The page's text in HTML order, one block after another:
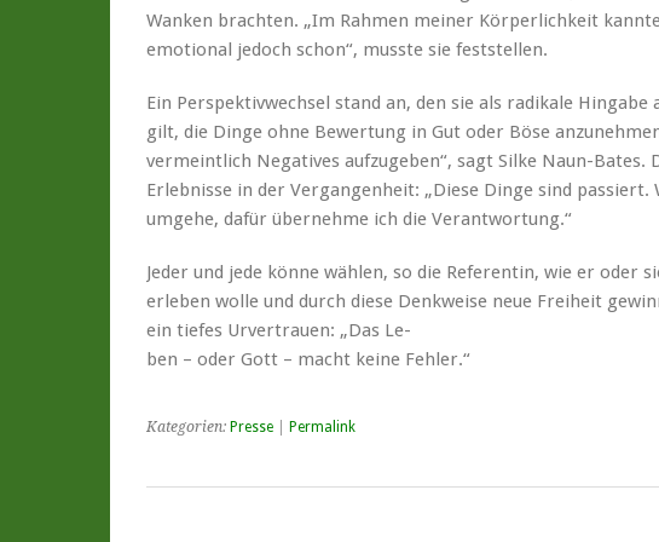
Wanken brachten. „Im Rahmen meiner Körperlichkeit
emotional jedoch schon“, musste sie feststellen.
Ein Perspektivwechsel stand an, den sie als radikale Hingabe
gilt, die Dinge ohne Bewertung in Gut oder Böse
vermeintlich Negatives aufzugeben“, sagt Silke Naun-Bates.
Erlebnisse in der Vergangenheit: „Diese Dinge sind passiert.
umgehe, dafür übernehme ich die Verantwortung.“
Jeder und jede könne wählen, so die Referentin, wie er oder
erleben wolle und durch diese Denkweise neue Freiheit
ein tiefes Urvertrauen: „Das Le-
ben – oder Gott – macht keine Fehler.“
Kategorien: Presse Permalink